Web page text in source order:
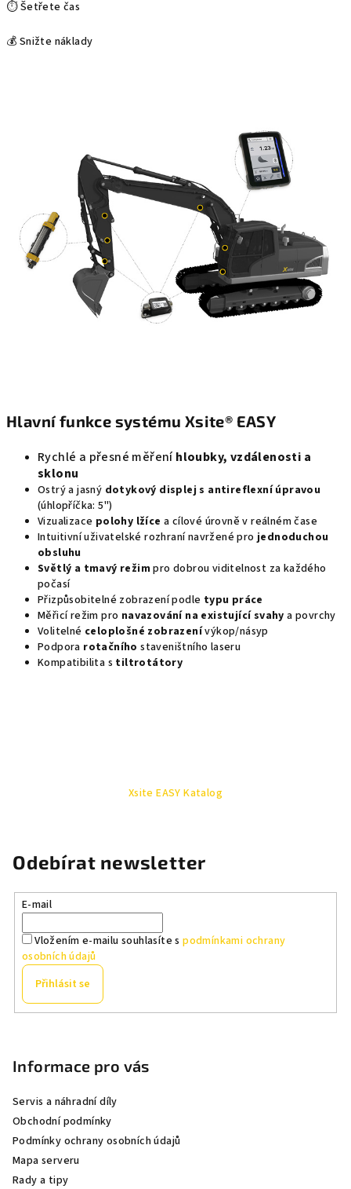
⏱️ Šetřete čas
💰 Snižte náklady
Hlavní funkce systému Xsite® EASY
Rychlé a přesné měřeníhloubky, vzdálenosti a
sklonu
Ostrý a jasný dotykový displej s antireflexní úpravou
(úhlopříčka: 5")
Vizualizace polohy lžíce a cílové úrovně v reálném čase
Intuitivní uživatelské rozhraní navržené projednoduchou
obsluhu
Světlý a tmavý režim pro dobrou viditelnost za každého
počasí
Přizpůsobitelné zobrazení podle typu práce
Měřicí režim pro navazování na existující svahy a povrchy
Volitelné celoplošné zobrazenívýkop/násyp
Podpora rotačního staveništního laseru
Kompatibilita s tiltrotátory
Xsite EASY Katalog
Odebírat newsletter
E-mail
Vložením e-mailu souhlasíte spodmínkami ochrany
osobních údajů
Přihlásit se
Informace pro vás
Servis a náhradní díly
Obchodní podmínky
Podmínky ochrany osobních údajů
Mapa serveru
Rady a tipy